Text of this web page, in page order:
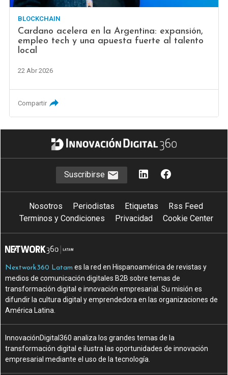
BLOCKCHAIN
Cardano acelera en la Argentina: expansión,
empleo tech y una apuesta fuerte al talento
local
22 Abr 2026
Compartir
Suscribirse
Nosotros Periodistas Etiquetas
Rss Feed
Terminos y Condiciones
Privacidad Cookie Center
Nextwork360 Latam es la red en Hispanoamérica de revistas y
medios de comunicación digitales B2B sobre temas de
transformación digital e innovación empresarial. Su misión es
difundir la cultura digital y emprendedora en las organizaciones de
América Latina.
InnovaciónDigital360 analiza los grandes temas de la
transformación digital e ilustra las oportunidades de innovación
empresarial mediante el uso de la tecnología.